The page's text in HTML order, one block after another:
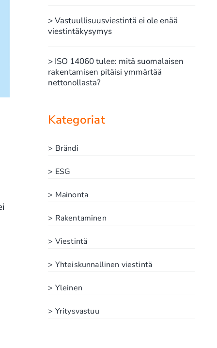
> Vastuullisuusviestintä ei ole enää
viestintäkysymys
> ISO 14060 tulee: mitä suomalaisen
rakentamisen pitäisi ymmärtää
nettonollasta?
Kategoriat
> Brändi
> ESG
> Mainonta
> Rakentaminen
> Viestintä
> Yhteiskunnallinen viestintä
> Yleinen
> Yritysvastuu